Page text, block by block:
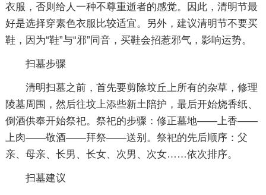
衣服，否则给人一种不尊重逝者的感觉。因此，清明节最
好是选择穿素色衣服比较适宜。另外，建议清明节不要买
鞋，因为“鞋”与“邪”同音，买鞋会招惹邪气，影响运势。
扫墓步骤
清明扫墓之前，首先要剪除坟丘上所有的杂草，修理
陵墓周围，然后往坟上添些新土陪护，最后开始烧香纸、
倒酒供奉开始祭祀。祭祀的步骤：修正墓地——上香——
上肉——敬酒——拜祭——送别。祭祀的先后顺序：父
亲、母亲、长男、长女、次男、次女……依次排序。
扫墓建议